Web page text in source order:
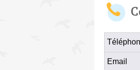
Email